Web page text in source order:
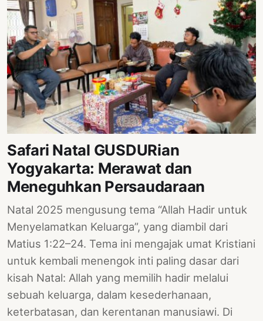
Safari Natal GUSDURian
Yogyakarta: Merawat dan
Meneguhkan Persaudaraan
Natal 2025 mengusung tema “Allah Hadir untuk
Menyelamatkan Keluarga”, yang diambil dari
Matius 1:22–24. Tema ini mengajak umat Kristiani
untuk kembali menengok inti paling dasar dari
kisah Natal: Allah yang memilih hadir melalui
sebuah keluarga, dalam kesederhanaan,
keterbatasan, dan kerentanan manusiawi. Di